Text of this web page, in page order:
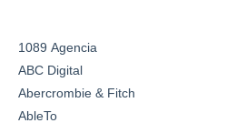
1089 Agencia
ABC Digital
Abercrombie & Fitch
AbleTo